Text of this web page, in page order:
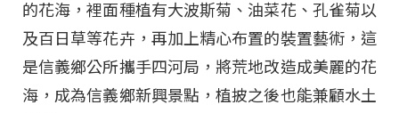
的花海，裡面種植有大波斯菊、油菜花、孔雀菊以
及百日草等花卉，再加上精心布置的裝置藝術，這
是信義鄉公所攜手四河局，將荒地改造成美麗的花
海，成為信義鄉新興景點，植披之後也能兼顧水土